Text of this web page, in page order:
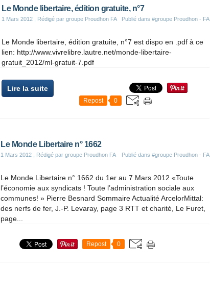
Le Monde libertaire, édition gratuite, n°7
1 Mars 2012 , Rédigé par groupe Proudhon FA Publié dans #groupe Proudhon - FA
Le Monde libertaire, édition gratuite, n°7 est dispo en .pdf à ce
lien: http://www.vivrelibre.lautre.net/monde-libertaire-
gratuit_2012/ml-gratuit-7.pdf
Lire la suite
Repost 0
Le Monde Libertaire n° 1662
1 Mars 2012 , Rédigé par groupe Proudhon FA Publié dans #groupe Proudhon - FA
Le Monde Libertaire n° 1662 du 1er au 7 Mars 2012 «Toute
l’économie aux syndicats ! Toute l’administration sociale aux
communes! » Pierre Besnard Sommaire Actualité ArcelorMittal:
des nerfs de fer, J.-P. Levaray, page 3 RTT et charité, Le Furet,
page...
Repost 0